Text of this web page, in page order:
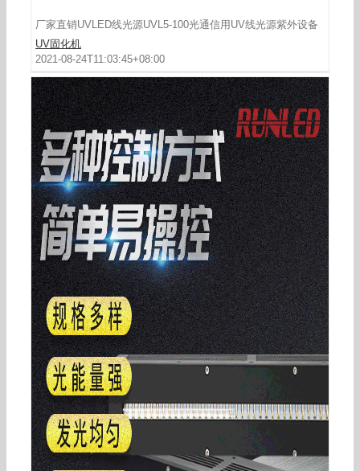
厂家直销UVLED线光源UVL5-100光通信用UV线光源紫外设备
UV固化机
2021-08-24T11:03:45+08:00